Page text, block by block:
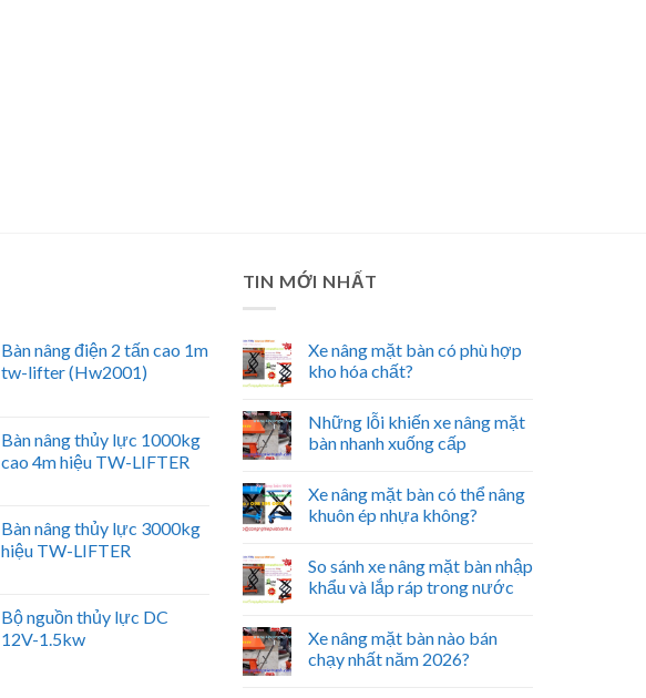
Bàn nâng điện 2 tấn cao 1m
tw-lifter (Hw2001)
Bàn nâng thủy lực 1000kg
cao 4m hiệu TW-LIFTER
Bàn nâng thủy lực 3000kg
hiệu TW-LIFTER
Bộ nguồn thủy lực DC
12V-1.5kw
TIN MỚI NHẤT
Xe nâng mặt bàn có phù hợp
kho hóa chất?
Những lỗi khiến xe nâng mặt
bàn nhanh xuống cấp
Xe nâng mặt bàn có thể nâng
khuôn ép nhựa không?
So sánh xe nâng mặt bàn nhập
khẩu và lắp ráp trong nước
Xe nâng mặt bàn nào bán
chạy nhất năm 2026?